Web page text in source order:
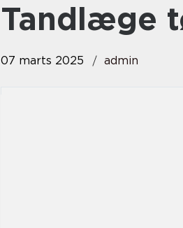
tandlæge
07 marts 2025 admin